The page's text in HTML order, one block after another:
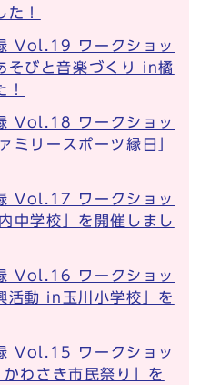
！
Vol.19 ワークショッ
そびと音楽づくり in橘
Vol.18 ワークショッ
ミリースポーツ縁日」
Vol.17 ワークショッ
中学校」を開催しまし
Vol.16 ワークショッ
活動 in玉川小学校」を
Vol.15 ワークショッ
わさき市民祭り」を